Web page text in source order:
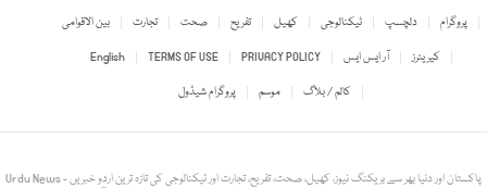
بین الاقوامی تجارت صحت تفریح کھیل ٹیکنالوجی دلچسپ
پروگرام
English
TERMS OF USE PRIVACY POLICY آر ایس ایس
کیریئرز
پروگرام شیڈول
موسم کالم / بلاگ
Urdu News - پاکستان اور دنیا بھر سے بریکنگ نیوز، کھیل، صحت، تفریح، تجارت اور ٹیکنالوجی کی تازہ ترین اردو خبریں